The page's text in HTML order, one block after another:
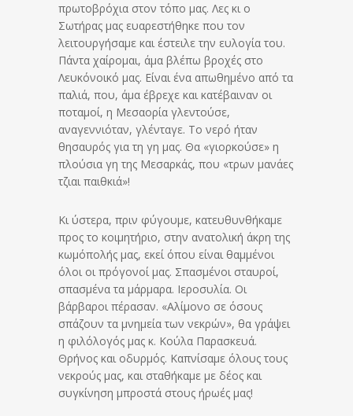
πρωτοβρόχια στον τόπο μας. Λες κι ο
Σωτήρας μας ευαρεστήθηκε που τον
λειτουργήσαμε και έστειλε την ευλογία του.
Πάντα χαίρομαι, άμα βλέπω βροχές στο
Λευκόνοικό μας. Είναι ένα απωθημένο από τα
παλιά, που, άμα έβρεχε και κατέβαιναν οι
ποταμοί, η Μεσαορία γλεντούσε,
αναγεννιόταν, γλένταγε. Το νερό ήταν
θησαυρός για τη γη μας. Θα «γιορκούσε» η
πλούσια γη της Μεσαρκάς, που «τρων μανάες
τζιαι παιθκιά»!
Κι ύστερα, πριν φύγουμε, κατευθυνθήκαμε
προς το κοιμητήριο, στην ανατολική άκρη της
κωμόπολής μας, εκεί όπου είναι θαμμένοι
όλοι οι πρόγονοί μας. Σπασμένοι σταυροί,
σπασμένα τα μάρμαρα. Ιεροσυλία. Οι
βάρβαροι πέρασαν. «Αλίμονο σε όσους
σπάζουν τα μνημεία των νεκρών», θα γράψει
η φιλόλογός μας κ. Κούλα Παρασκευά.
Θρήνος και οδυρμός. Καπνίσαμε όλους τους
νεκρούς μας, και σταθήκαμε με δέος και
συγκίνηση μπροστά στους ήρωές μας!